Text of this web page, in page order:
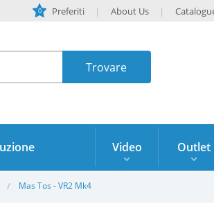
0 Preferiti About Us
Video Outlet
Mas Tos - VR2 Mk4